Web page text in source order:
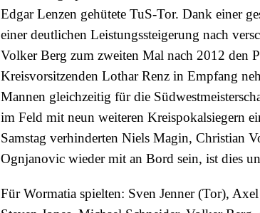
Edgar Lenzen gehütete TuS-Tor. Dank einer
einer deutlichen Leistungssteigerung nach
Volker Berg zum zweiten Mal nach 2012 den
Kreisvorsitzenden Lothar Renz in Empfang
Mannen gleichzeitig für die
im Feld mit neun weiteren Kreispokalsiegern
Samstag verhinderten Niels Magin, Christian
Ognjanovic wieder mit an Bord sein, ist dies
Für Wormatia spielten: Sven Jenner (Tor),